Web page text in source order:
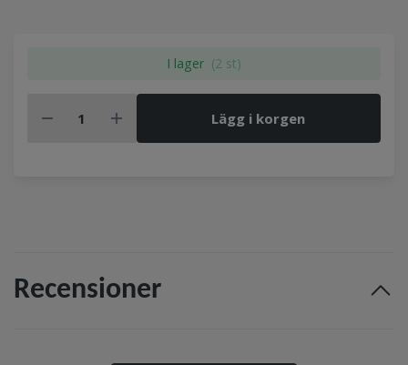
I lager (2 st)
Lägg i korgen
Recensioner